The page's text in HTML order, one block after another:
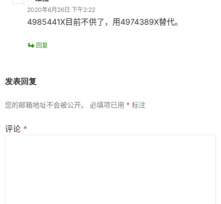
2020年6月26日 下午2:22
4985441X目前不供了，用4974389X替代。
回复
发表回复
您的邮箱地址不会被公开。 必填项已用 * 标注
评论 *